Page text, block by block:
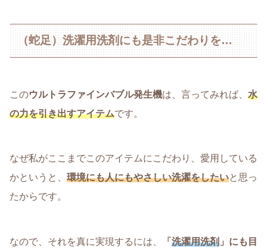
（蛇足）洗濯用洗剤にも是非こだわりを…
このウルトラファインバブル発生機は、言ってみれば、 水
の力を引き出すアイテムです。
なぜ私がここまでこのアイテムにこだわり、愛用している
かというと、 環境にも人にもやさしい洗濯をしたいと思っ
たからです。
なので、それを真に実現するには、 「 洗濯用洗剤 」にも目